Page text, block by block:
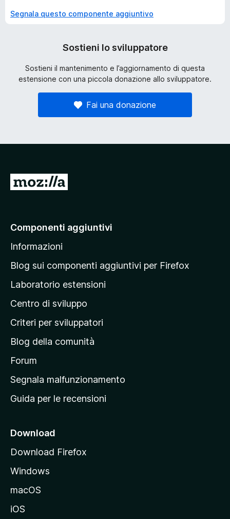
Segnala questo componente aggiuntivo
Sostieni lo sviluppatore
Sostieni il mantenimento e l’aggiornamento di questa
estensione con una piccola donazione allo sviluppatore.
Fai una donazione
V
a
l
a
a
g
i
a
p
r
n
i
a
l
e
Componenti aggiuntivi
Informazioni
Blog sui componenti aggiuntivi per Firefox
Laboratorio estensioni
Centro di sviluppo
Criteri per sviluppatori
Blog della comunità
Forum
Segnala malfunzionamento
Guida per le recensioni
Download
Download Firefox
Windows
macOS
iOS